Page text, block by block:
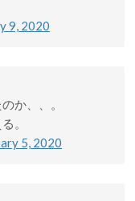
9, 2020
か、、。
。
5, 2020